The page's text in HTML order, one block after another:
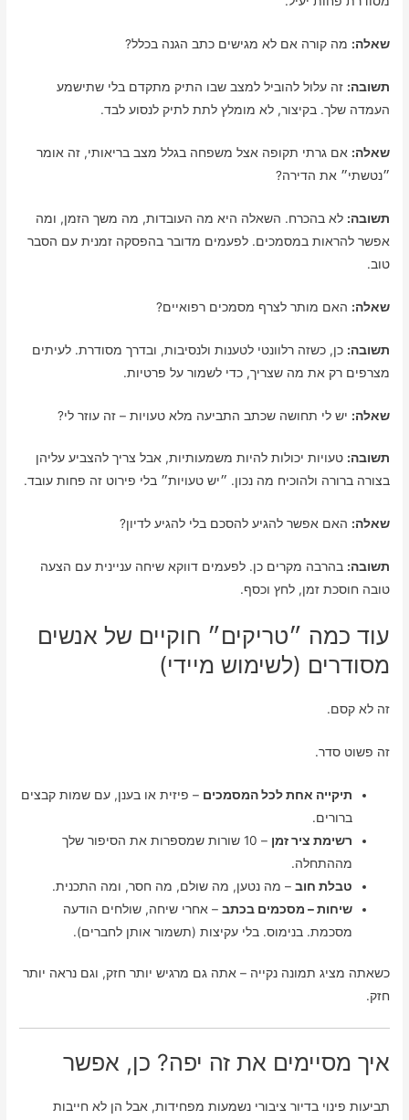
שאלה: מה קורה אם לא מגישים כתב הגנה בכלל?
תשובה: זה עלול להוביל למצב שבו התיק מתקדם בלי שתישמע
העמדה שלך. בקיצור, לא מומלץ לתת לתיק לנסוע לבד.
שאלה: אם גרתי תקופה אצל משפחה בגלל מצב בריאותי, זה אומר
״נטשתי״ את הדירה?
תשובה: לא בהכרח. השאלה היא מה העובדות, מה משך הזמן, ומה
אפשר להראות במסמכים. לפעמים מדובר בהפסקה זמנית עם הסבר
טוב.
שאלה: האם מותר לצרף מסמכים רפואיים?
תשובה: כן, כשזה רלוונטי לטענות ולנסיבות, ובדרך מסודרת. לעיתים
מצרפים רק את מה שצריך, כדי לשמור על פרטיות.
שאלה: יש לי תחושה שכתב התביעה מלא טעויות – זה עוזר לי?
תשובה: טעויות יכולות להיות משמעותיות, אבל צריך להצביע עליהן
בצורה ברורה ולהוכיח מה נכון. ״יש טעויות״ בלי פירוט זה פחות עובד.
שאלה: האם אפשר להגיע להסכם בלי להגיע לדיון?
תשובה: בהרבה מקרים כן. לפעמים דווקא שיחה עניינית עם הצעה
טובה חוסכת זמן, לחץ וכסף.
עוד כמה ״טריקים״ חוקיים של אנשים
מסודרים (לשימוש מיידי)
זה לא קסם.
זה פשוט סדר.
תיקייה אחת לכל המסמכים – פיזית או בענן, עם שמות קבצים
ברורים.
רשימת ציר זמן
– 10 שורות שמספרות את הסיפור שלך
מההתחלה.
טבלת חוב – מה נטען, מה שולם, מה חסר, ומה התכנית.
שיחות – מסכמים בכתב – אחרי שיחה, שולחים הודעה
מסכמת. בנימוס. בלי עקיצות (תשמור אותן לחברים).
כשאתה מציג תמונה נקייה – אתה גם מרגיש יותר חזק, וגם נראה יותר
חזק.
איך מסיימים את זה יפה? כן, אפשר
תביעות פינוי בדיור ציבורי נשמעות מפחידות, אבל הן לא חייבות